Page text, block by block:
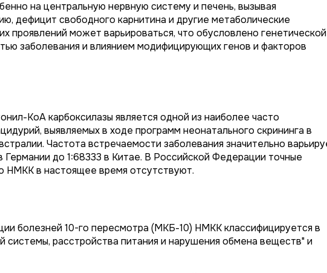
на центральную нервную систему и печень, вызывая
дефицит свободного карнитина и другие метаболические
проявлений может варьироваться, что обусловлено
заболевания и влиянием модифицирующих генов и факторов
КоА карбоксилазы является одной из наиболее часто
выявляемых в ходе программ неонатального скрининга в
Частота встречаемости заболевания значительно
Германии до 1:68333 в Китае. В Российской Федерации точные
НМКК в настоящее время отсутствуют.
болезней 10-го пересмотра (МКБ-10) НМКК классифицируется в
системы, расстройства питания и нарушения обмена веществ" и